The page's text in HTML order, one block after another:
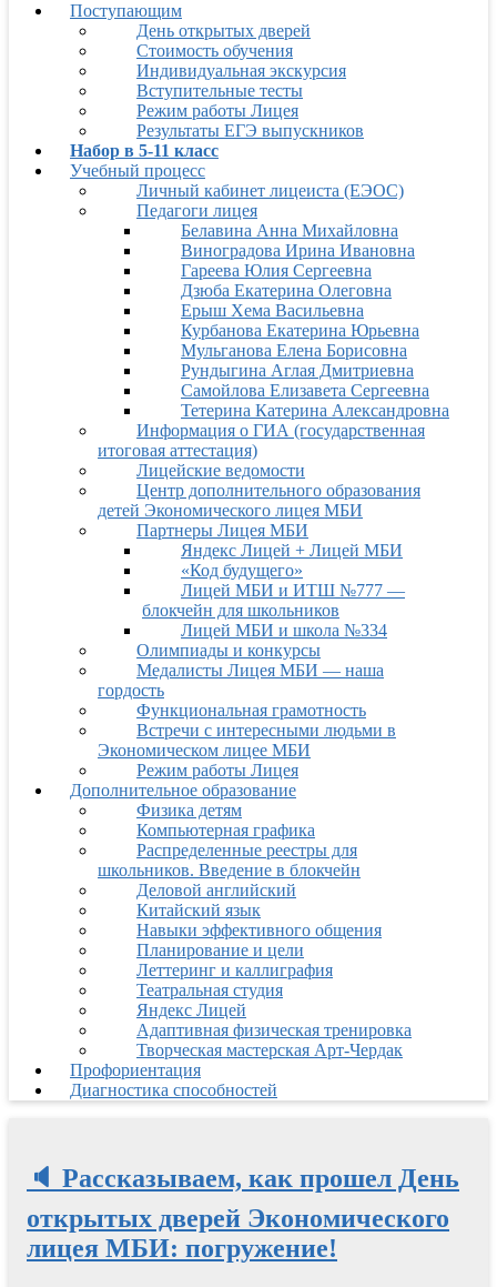
Поступающим
День открытых дверей
Стоимость обучения
Индивидуальная экскурсия
Вступительные тесты
Режим работы Лицея
Результаты ЕГЭ выпускников
Набор в 5-11 класс
Учебный процесс
Личный кабинет лицеиста (ЕЭОС)
Педагоги лицея
Белавина Анна Михайловна
Виноградова Ирина Ивановна
Гареева Юлия Сергеевна
Дзюба Екатерина Олеговна
Ерыш Хема Васильевна
Курбанова Екатерина Юрьевна
Мульганова Елена Борисовна
Рундыгина Аглая Дмитриевна
Самойлова Елизавета Сергеевна
Тетерина Катерина Александровна
Информация о ГИА (государственная
итоговая аттестация)
Лицейские ведомости
Центр дополнительного образования
детей Экономического лицея МБИ
Партнеры Лицея МБИ
Яндекс Лицей + Лицей МБИ
«Код будущего»
Лицей МБИ и ИТШ №777 —
блокчейн для школьников
Лицей МБИ и школа №334
Олимпиады и конкурсы
Медалисты Лицея МБИ — наша
гордость
Функциональная грамотность
Встречи с интересными людьми в
Экономическом лицее МБИ
Режим работы Лицея
Дополнительное образование
Физика детям
Компьютерная графика
Распределенные реестры для
школьников. Введение в блокчейн
Деловой английский
Китайский язык
Навыки эффективного общения
Планирование и цели
Леттеринг и каллиграфия
Театральная студия
Яндекс Лицей
Адаптивная физическая тренировка
Творческая мастерская Арт-Чердак
Профориентация
Диагностика способностей
🔈 Рассказываем, как прошел День
открытых дверей Экономического
лицея МБИ: погружение!